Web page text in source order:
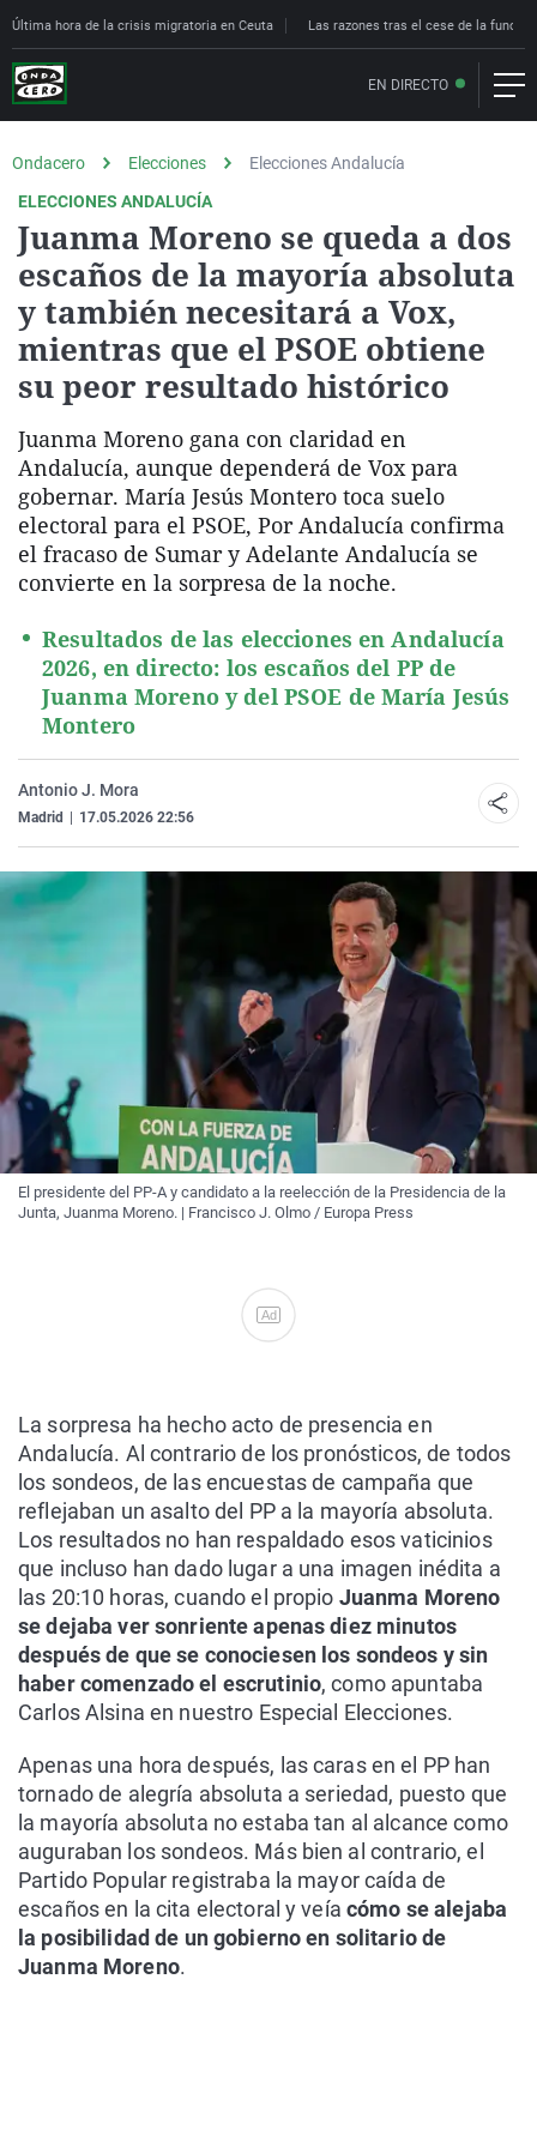
Última hora de la crisis migratoria en Ceuta Las razones tras el cese de la
EN DIRECTO
Ondacero Elecciones
Elecciones Andalucía
ELECCIONES ANDALUCÍA
Juanma Moreno se queda a dos
escaños de la mayoría absoluta
y también necesitará a Vox,
mientras que el PSOE obtiene
su peor resultado histórico
Juanma Moreno gana con claridad en
Andalucía, aunque dependerá de Vox para
gobernar. María Jesús Montero toca suelo
electoral para el PSOE, Por Andalucía confirma
el fracaso de Sumar y Adelante Andalucía se
convierte en la sorpresa de la noche.
Resultados de las elecciones en Andalucía
2026, en directo: los escaños del PP de
Juanma Moreno y del PSOE de María Jesús
Montero
Antonio J. Mora
Madrid 17.05.2026 22:56
El presidente del PP-A y candidato a la reelección de la Presidencia de la
Junta, Juanma Moreno. | Francisco J. Olmo / Europa Press
Ad
La sorpresa ha hecho acto de presencia en
Andalucía. Al contrario de los pronósticos, de todos
los sondeos, de las encuestas de campaña que
reflejaban un asalto del PP a la mayoría absoluta.
Los resultados no han respaldado esos vaticinios
que incluso han dado lugar a una imagen inédita a
las 20:10 horas, cuando el propio Juanma Moreno
se dejaba ver sonriente apenas diez minutos
después de que se conociesen los sondeos y sin
haber comenzado el escrutinio, como apuntaba
Carlos Alsina en nuestro Especial Elecciones.
Apenas una hora después, las caras en el PP han
tornado de alegría absoluta a seriedad, puesto que
la mayoría absoluta no estaba tan al alcance como
auguraban los sondeos. Más bien al contrario, el
Partido Popular registraba la mayor caída de
escaños en la cita electoral y veíacómo se alejaba
la posibilidad de un gobierno en solitario de
Juanma Moreno.